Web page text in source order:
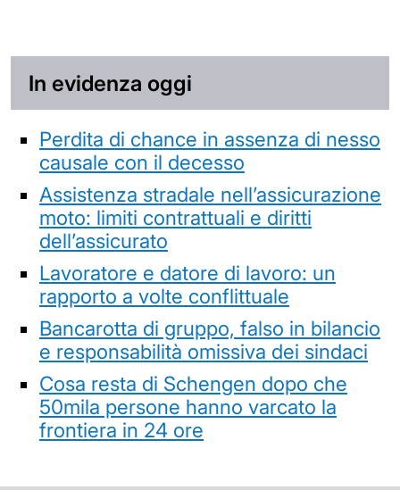
In evidenza oggi
Perdita di chance in assenza di nesso
causale con il decesso
Assistenza stradale nell’assicurazione
moto: limiti contrattuali e diritti
dell’assicurato
Lavoratore e datore di lavoro: un
rapporto a volte conflittuale
Bancarotta di gruppo, falso in bilancio
e responsabilità omissiva dei sindaci
Cosa resta di Schengen dopo che
50mila persone hanno varcato la
frontiera in 24 ore